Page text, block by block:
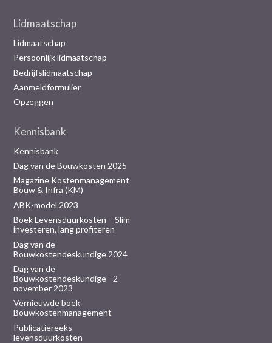
Lidmaatschap
Lidmaatschap
Persoonlijk lidmaatschap
Bedrijfslidmaatschap
Aanmeldformulier
Opzeggen
Kennisbank
Kennisbank
Dag van de Bouwkosten 2025
Magazine Kostenmanagement
Bouw & Infra (KM)
ABK-model 2023
Boek Levensduurkosten – Slim
investeren, lang profiteren
Dag van de
Bouwkostendeskundige 2024
Dag van de
Bouwkostendeskundige - 2
november 2023
Vernieuwde boek
Bouwkostenmanagement
Publicatiereeks
levensduurkosten